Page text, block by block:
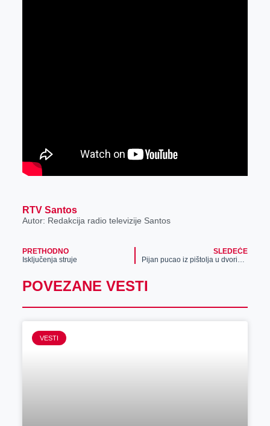
RTV Santos
Autor: Redakcija radio televizije Santos
PRETHODNO
Isključenja struje
SLEDEĆE
Pijan pucao iz pištolja u dvorištu kuće
POVEZANE VESTI
VESTI